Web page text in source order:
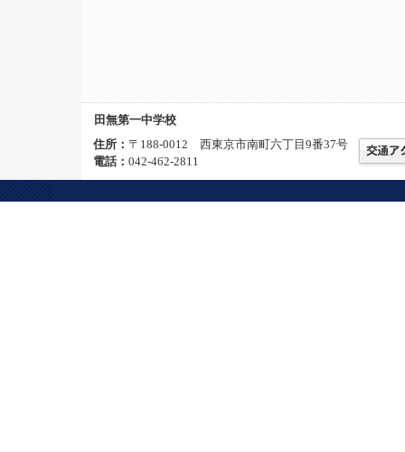
田無第一中学校
住所： 〒188-0012 西東京市南町六丁目9番37号
電話： 042-462-2811